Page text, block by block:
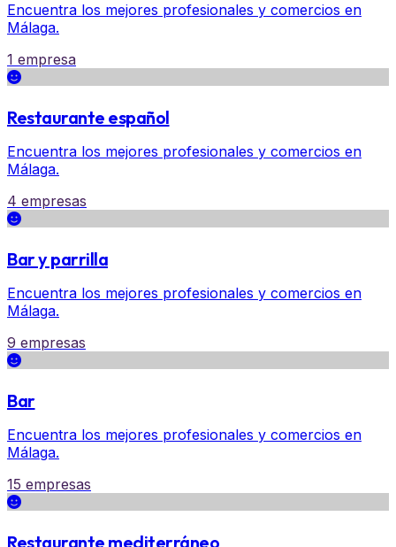
Encuentra los mejores profesionales y comercios en
Málaga.
1 empresa
Restaurante español
Encuentra los mejores profesionales y comercios en
Málaga.
4 empresas
Bar y parrilla
Encuentra los mejores profesionales y comercios en
Málaga.
9 empresas
Bar
Encuentra los mejores profesionales y comercios en
Málaga.
15 empresas
Restaurante mediterráneo